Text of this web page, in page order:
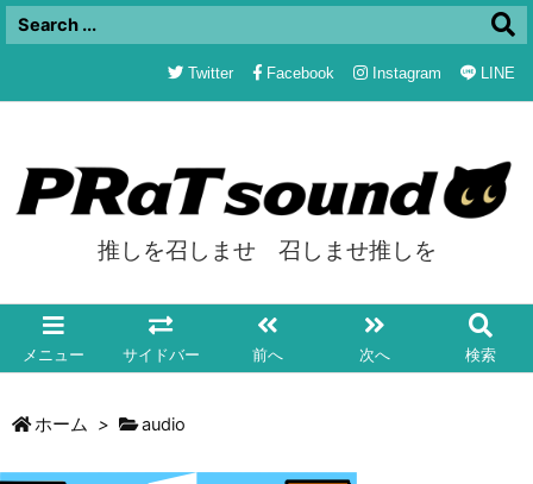
推しを召しませ 召しませ推しを
メニュー サイドバー 前へ 次へ 検索
Twitter Facebook Instagram LINE
ホーム > audio